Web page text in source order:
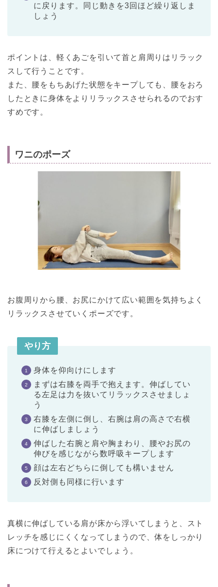
に戻ります。同じ動きを3回ほど繰り返しま
しょう
ポイントは、軽くあごを引いて首と肩周りはリラック
スして行うことです。
また、腰をもちあげた状態をキープしても、腰をおろ
したときに身体をよりリラックスさせられるのでおす
すめです。
ワニのポーズ
お腹周りから腰、お尻にかけて広い範囲を気持ちよく
リラックスさせていくポーズです。
やり方
身体を仰向けにします
まずは右膝を両手で抱えます。伸ばしてい
る左足は力を抜いてリラックスさせましょ
う
右膝を左側に倒し、右腕は肩の高さで右横
に伸ばしましょう
伸ばした右腕と肩や胸まわり、腰やお尻の
伸びを感じながら数呼吸キープします
顔は左右どちらに倒しても構いません
反対側も同様に行います
真横に伸ばしている肩が床から浮いてしまうと、スト
レッチを感じにくくなってしまうので、体をしっかり
床につけて行えるとよいでしょう。